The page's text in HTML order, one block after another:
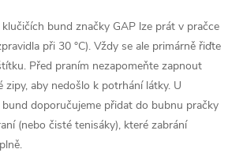
bund značky GAP lze prát v pračce
při 30 °C). Vždy se ale primárně řiďte
Před praním nezapomeňte zapnout
zipy, aby nedošlo k potrhání látky. U
doporučujeme přidat do bubnu pračky
(nebo čisté tenisáky), které zabrání